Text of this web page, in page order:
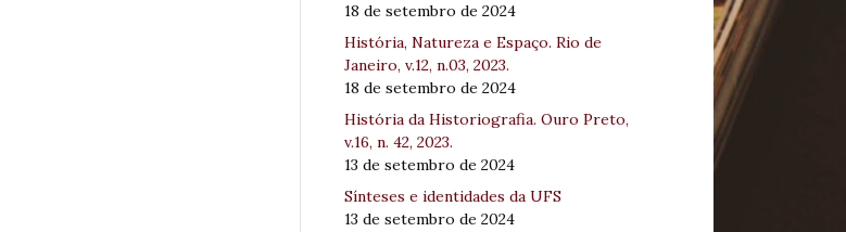
18 de setembro de 2024
História, Natureza e Espaço. Rio de
Janeiro, v.12, n.03, 2023.
18 de setembro de 2024
História da Historiografia. Ouro Preto,
v.16, n. 42, 2023.
13 de setembro de 2024
Sínteses e identidades da UFS
13 de setembro de 2024